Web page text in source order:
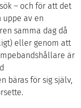
– och för att det
uppe av en
samma dag då
eller genom att
är
bäras för sig själv,